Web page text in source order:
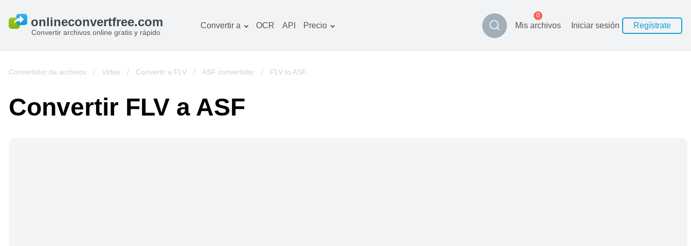
Convertir archivos online gratis y rápido
Convertir a
Imagines convertidor
Libros convertidor
OCR API Precio Mis archivos
0
Iniciar sesión Regístrate
Convertidor de archivos / Video / Convertir a FLV / ASF convertidor / FLV to ASF
Convertir FLV a ASF